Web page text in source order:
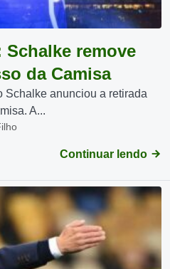
Schalke remove
da Camisa
Schalke anunciou a retirada
A...
Continuar lendo